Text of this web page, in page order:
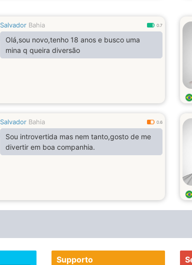
Salvador Bahia 0.7
Olá,sou novo,tenho 18 anos e busco uma
mina q queira diversão
Salvador Bahia 0.6
Sou introvertida mas nem tanto,gosto de me
divertir em boa companhia.
Supporto